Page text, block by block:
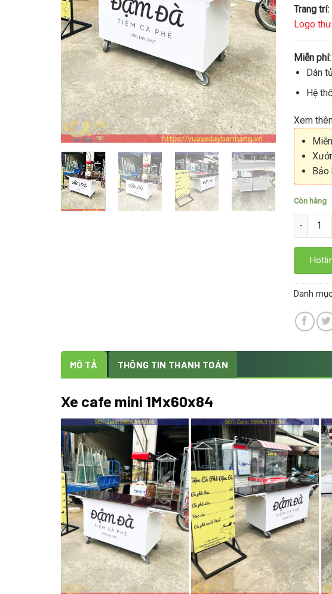
Trang trí:
Logo
Miễn phí:
Dán
Hệ
Xem
Bảo
Còn hàng
Xe cafe
Danh
MÔ TẢ THÔNG TIN THANH TOÁN
Xe cafe mini 1Mx60x84